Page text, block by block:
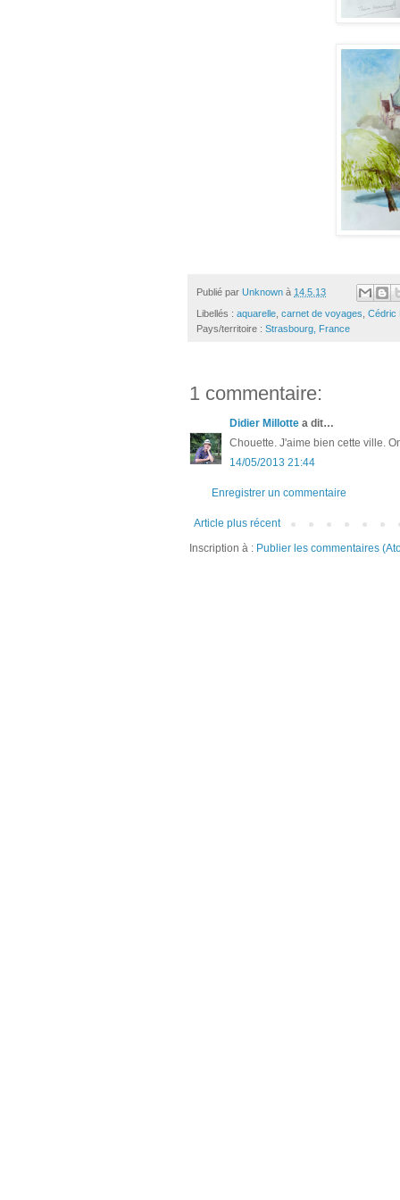
Publié par Unknown à 14.5.13
Libellés : aquarelle carnet de voyages Cédric
Pays/territoire : Strasbourg, France
1 commentaire:
Didier Millotte a dit…
Chouette. J'aime bien cette ville.
14/05/2013 21:44
Enregistrer un commentaire
Article plus récent
Inscription à : Publier les commentaires